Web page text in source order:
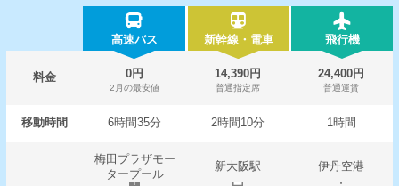
高速バス 新幹線・電車 飛行機
料金 0円
2月の最安値
14,390円
普通指定席
24,400円
普通運賃
移動時間 6時間35分 2時間10分 1時間
梅田プラザモー
タープール
新大阪駅 伊丹空港